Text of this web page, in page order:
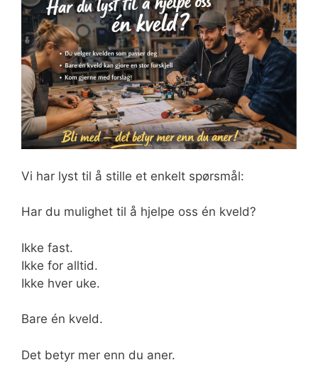
Vi har lyst til å stille et enkelt spørsmål:
Har du mulighet til å hjelpe oss én kveld?
Ikke fast.
Ikke for alltid.
Ikke hver uke.
Bare én kveld.
Det betyr mer enn du aner.